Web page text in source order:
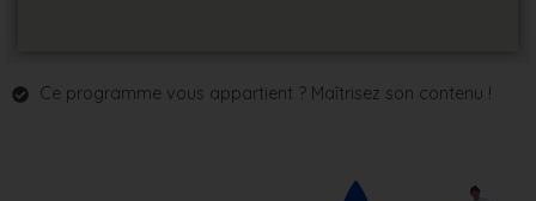
Ce programme vous appartient ? Maîtrisez son contenu !